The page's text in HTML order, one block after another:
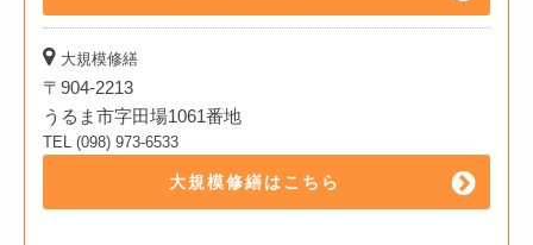
大規模修繕
〒904-2213
うるま市字田場1061番地
TEL (098) 973-6533
大規模修繕はこちら